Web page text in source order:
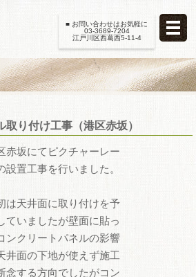
■ お問い合わせはお気軽に
03-3689-7204
江戸川区西葛西5-11-4
取り付け工事（港区赤坂）
赤坂にてピクチャーレー
設置工事を行いました。
は天井面に取り付けを予
ていましたが壁面に貼っ
ンクリートパネルの影響
井面の下地が使えず施工
念する方向でしたがコン